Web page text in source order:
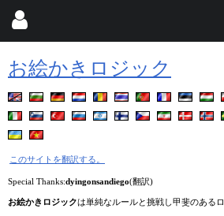
お絵かきロジック
このサイトを翻訳する。
Special Thanks:dyingonsandiego(翻訳)
お絵かきロジックは単純なルールと挑戦し甲斐のある